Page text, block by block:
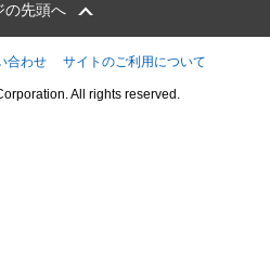
の先頭へ
合わせ サイトのご利用について
All rights reserved.